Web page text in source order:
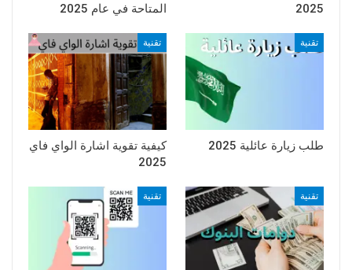
2025
المتاحة في عام 2025
تقنية
طلب زيارة عائلية 2025
تقنية
كيفية تقوية اشارة الواي فاي
2025
تقنية تقنية